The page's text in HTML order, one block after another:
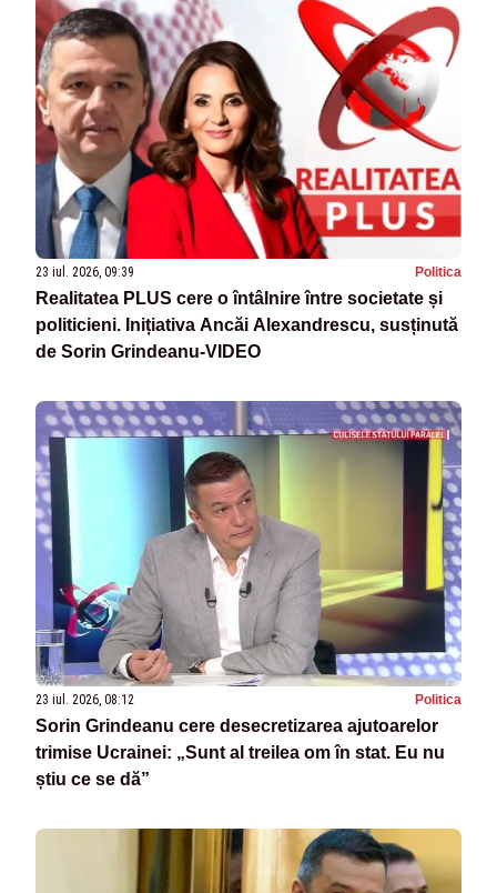
23 iul. 2026, 09:39 Politica
Realitatea PLUS cere o întâlnire între societate și
politicieni. Inițiativa Ancăi Alexandrescu, susținută
de Sorin Grindeanu-VIDEO
23 iul. 2026, 08:12 Politica
Sorin Grindeanu cere desecretizarea ajutoarelor
trimise Ucrainei: „Sunt al treilea om în stat. Eu nu
știu ce se dă”